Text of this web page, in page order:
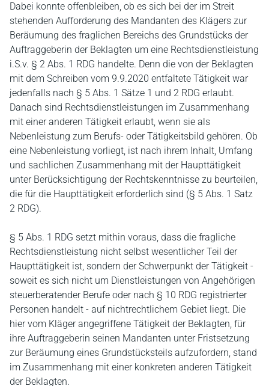
Dabei konnte offenbleiben, ob es sich bei der im Streit
stehenden Aufforderung des Mandanten des Klägers zur
Beräumung des fraglichen Bereichs des Grundstücks der
Auftraggeberin der Beklagten um eine Rechtsdienstleistung
i.S.v. § 2 Abs. 1 RDG handelte. Denn die von der Beklagten
mit dem Schreiben vom 9.9.2020 entfaltete Tätigkeit war
jedenfalls nach § 5 Abs. 1 Sätze 1 und 2 RDG erlaubt.
Danach sind Rechtsdienstleistungen im Zusammenhang
mit einer anderen Tätigkeit erlaubt, wenn sie als
Nebenleistung zum Berufs- oder Tätigkeitsbild gehören. Ob
eine Nebenleistung vorliegt, ist nach ihrem Inhalt, Umfang
und sachlichen Zusammenhang mit der Haupttätigkeit
unter Berücksichtigung der Rechtskenntnisse zu beurteilen,
die für die Haupttätigkeit erforderlich sind (§ 5 Abs. 1 Satz
2 RDG).
§ 5 Abs. 1 RDG setzt mithin voraus, dass die fragliche
Rechtsdienstleistung nicht selbst wesentlicher Teil der
Haupttätigkeit ist, sondern der Schwerpunkt der Tätigkeit -
soweit es sich nicht um Dienstleistungen von Angehörigen
steuerberatender Berufe oder nach § 10 RDG registrierter
Personen handelt - auf nichtrechtlichem Gebiet liegt. Die
hier vom Kläger angegriffene Tätigkeit der Beklagten, für
ihre Auftraggeberin seinen Mandanten unter Fristsetzung
zur Beräumung eines Grundstücksteils aufzufordern, stand
im Zusammenhang mit einer konkreten anderen Tätigkeit
der Beklagten.